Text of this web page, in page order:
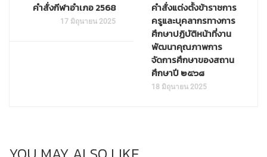
คำสั่งกีฬาอำเภอ 2568
17 มิถุนายน 2025
คำสั่งแต่งตั้งข้าราชการ
ครูและบุคลากรทางการ
ศึกษาปฏิบัติหน้าที่งาน
พัฒนาคุณภาพการ
จัดการศึกษาของสถาน
ศึกษาปี ๒๕๖๘
18 มิถุนายน 2025